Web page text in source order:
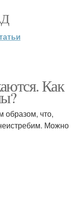
Как
образом, что,
Можно